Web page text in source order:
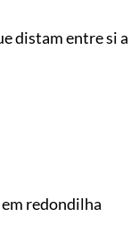
distam entre si a
redondilha